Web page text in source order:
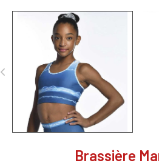
Brassière